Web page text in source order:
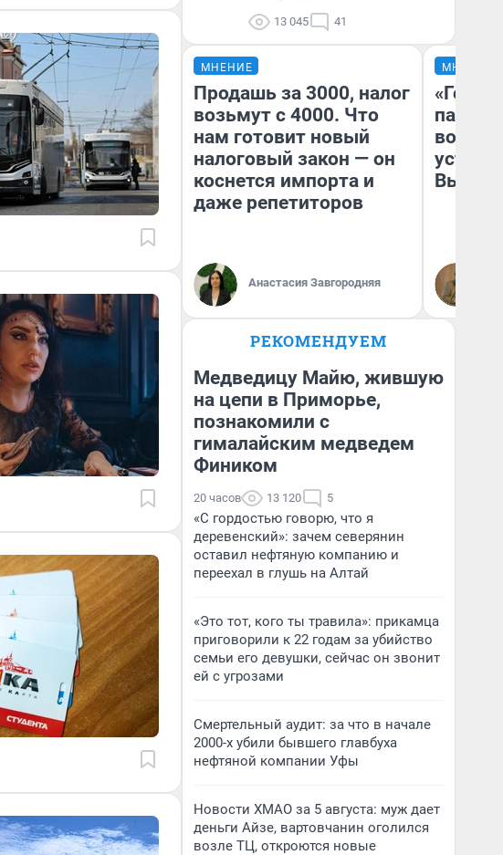
13 045 41
МНЕНИЕ
Продашь за 3000, налог
возьмут с 4000. Что
нам готовит новый
налоговый закон — он
коснется импорта и
даже репетиторов
Анастасия Завгородняя
МНЕНИЕ
РЕКОМЕНДУЕМ
Медведицу Майю, жившую
на цепи в Приморье,
познакомили с
гималайским медведем
Фиником
20 часов 13 120 5
«С гордостью говорю, что я
деревенский»: зачем северянин
оставил нефтяную компанию и
переехал в глушь на Алтай
«Это тот, кого ты травила»: прикамца
приговорили к 22 годам за убийство
семьи его девушки, сейчас он звонит
ей с угрозами
Смертельный аудит: за что в начале
2000-х убили бывшего главбуха
нефтяной компании Уфы
Новости ХМАО за 5 августа: муж дает
деньги Айзе, вартовчанин оголился
возле ТЦ, откроются новые